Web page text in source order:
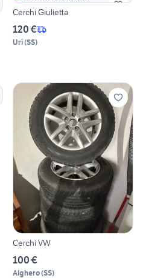
Cerchi Giulietta
120 €
Uri(SS)
Cerchi VW
100 €
Alghero(SS)